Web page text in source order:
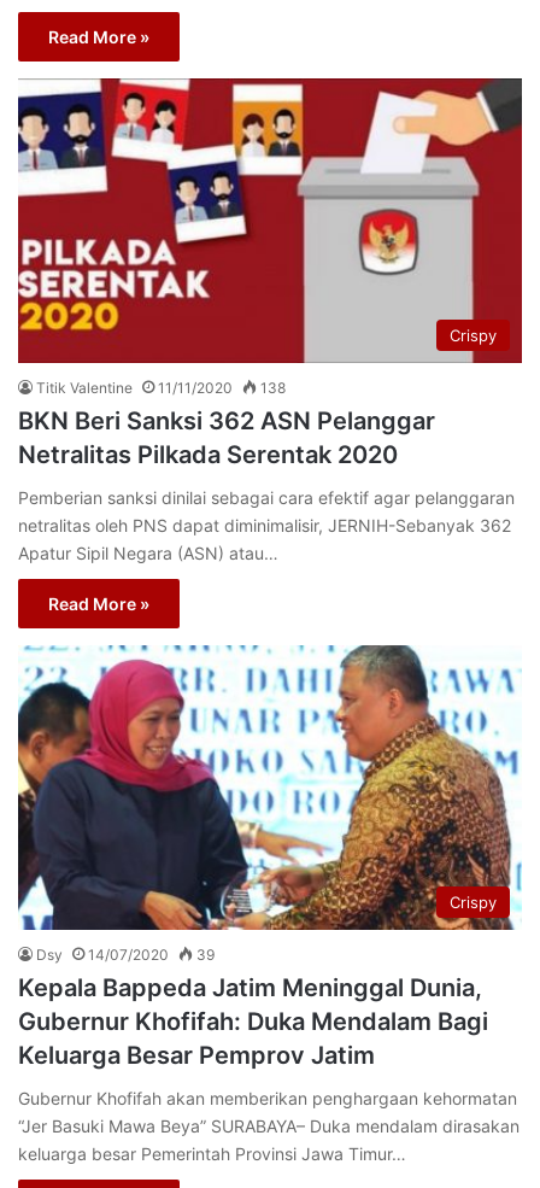
Read More »
Crispy
Titik Valentine 11/11/2020 138
BKN Beri Sanksi 362 ASN Pelanggar
Netralitas Pilkada Serentak 2020
Pemberian sanksi dinilai sebagai cara efektif agar pelanggaran
netralitas oleh PNS dapat diminimalisir, JERNIH-Sebanyak 362
Apatur Sipil Negara (ASN) atau…
Read More »
Crispy
Dsy 14/07/2020 39
Kepala Bappeda Jatim Meninggal Dunia,
Gubernur Khofifah: Duka Mendalam Bagi
Keluarga Besar Pemprov Jatim
Gubernur Khofifah akan memberikan penghargaan kehormatan
“Jer Basuki Mawa Beya” SURABAYA– Duka mendalam dirasakan
keluarga besar Pemerintah Provinsi Jawa Timur…